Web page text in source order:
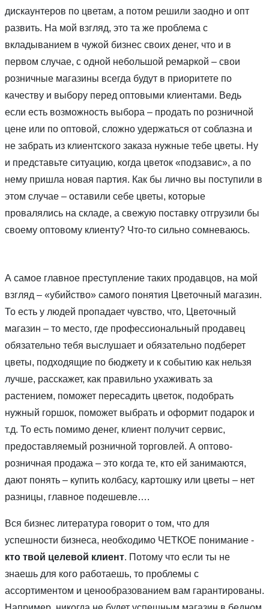
дискаунтеров по цветам, а потом решили заодно и опт
развить. На мой взгляд, это та же проблема с
вкладыванием в чужой бизнес своих денег, что и в
первом случае, с одной небольшой ремаркой – свои
розничные магазины всегда будут в приоритете по
качеству и выбору перед оптовыми клиентами. Ведь
если есть возможность выбора – продать по розничной
цене или по оптовой, сложно удержаться от соблазна и
не забрать из клиентского заказа нужные тебе цветы. Ну
и представьте ситуацию, когда цветок «подзавис», а по
нему пришла новая партия. Как бы лично вы поступили в
этом случае – оставили себе цветы, которые
провалялись на складе, а свежую поставку отгрузили бы
своему оптовому клиенту? Что-то сильно сомневаюсь.
А самое главное преступление таких продавцов, на мой
взгляд – «убийство» самого понятия Цветочный магазин.
То есть у людей пропадает чувство, что, Цветочный
магазин – то место, где профессиональный продавец
обязательно тебя выслушает и обязательно подберет
цветы, подходящие по бюджету и к событию как нельзя
лучше, расскажет, как правильно ухаживать за
растением, поможет пересадить цветок, подобрать
нужный горшок, поможет выбрать и оформит подарок и
т.д. То есть помимо денег, клиент получит сервис,
предоставляемый розничной торговлей. А оптово-
розничная продажа – это когда те, кто ей занимаются,
дают понять – купить колбасу, картошку или цветы – нет
разницы, главное подешевле….
Вся бизнес литература говорит о том, что для
успешности бизнеса, необходимо ЧЕТКОЕ понимание -
кто твой целевой клиент. Потому что если ты не
знаешь для кого работаешь, то проблемы с
ассортиментом и ценообразованием вам гарантированы.